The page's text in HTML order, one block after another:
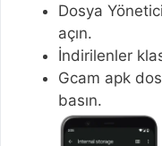
Dosya
açın.
İndirilenler
Gcam apk
basın.